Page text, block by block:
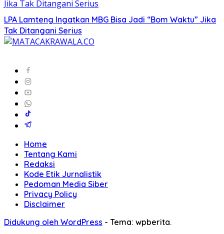
LPA Lamteng Ingatkan MBG Bisa Jadi “Bom Waktu” Jika
Tak Ditangani Serius
Home
Tentang Kami
Redaksi
Kode Etik Jurnalistik
Pedoman Media Siber
Privacy Policy
Disclaimer
Didukung oleh WordPress - Tema: wpberita.